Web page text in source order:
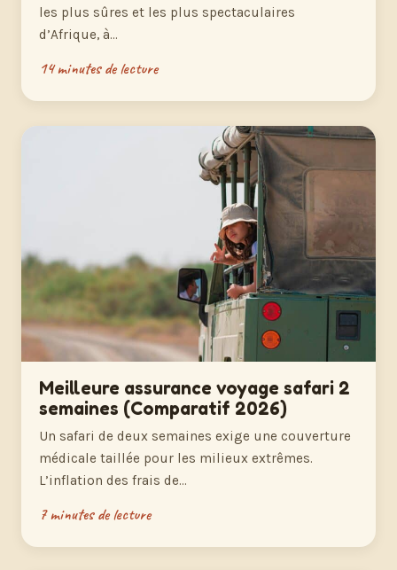
les plus sûres et les plus spectaculaires
d’Afrique, à…
14 minutes de lecture
Meilleure assurance voyage safari 2
semaines (Comparatif 2026)
Un safari de deux semaines exige une couverture
médicale taillée pour les milieux extrêmes.
L’inflation des frais de…
7 minutes de lecture